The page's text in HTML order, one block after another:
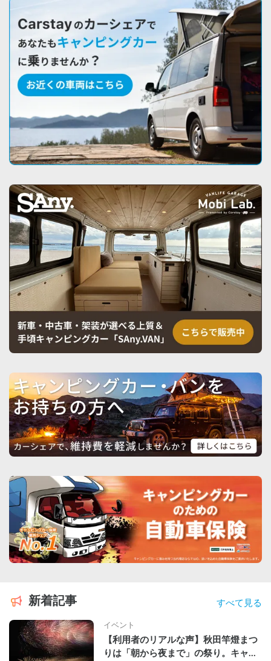
新着記事 すべて見る
イベント
【利用者のリアルな声】秋田竿燈まつ
りは「朝から夜まで」の祭り。キャン